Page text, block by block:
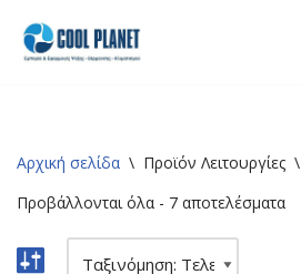
Μεταπηδήστε
Αρχική σελίδα \ Προϊόν Λειτουργίες \
Προβάλλονται όλα - 7 αποτελέσματα